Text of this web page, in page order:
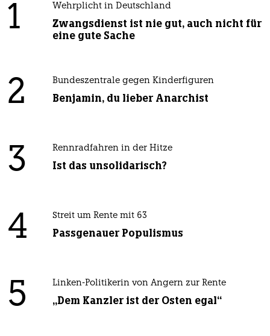
1 Wehrplicht in Deutschland
Zwangsdienst ist nie gut, auch nicht für
eine gute Sache
2 Bundeszentrale gegen Kinderfiguren
Benjamin, du lieber Anarchist
3 Rennradfahren in der Hitze
Ist das unsolidarisch?
4 Streit um Rente mit 63
Passgenauer Populismus
5 Linken-Politikerin von Angern zur Rente
„Dem Kanzler ist der Osten egal“